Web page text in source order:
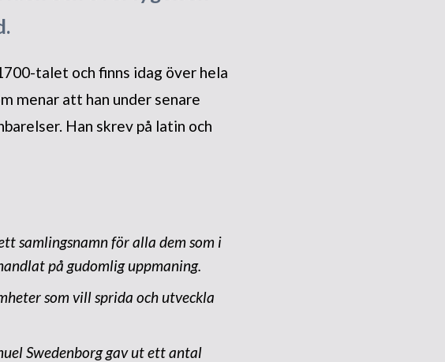
talet och finns idag över hela
menar att han under senare
Han skrev på latin och
samlingsnamn för alla dem som i
på gudomlig uppmaning.
som vill sprida och utveckla
Swedenborg gav ut ett antal